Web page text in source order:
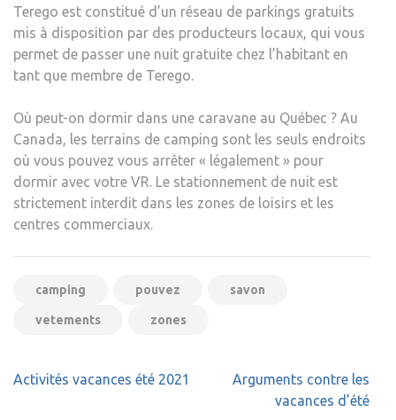
Terego est constitué d’un réseau de parkings gratuits
mis à disposition par des producteurs locaux, qui vous
permet de passer une nuit gratuite chez l’habitant en
tant que membre de Terego.
Où peut-on dormir dans une caravane au Québec ? Au
Canada, les terrains de camping sont les seuls endroits
où vous pouvez vous arrêter « légalement » pour
dormir avec votre VR. Le stationnement de nuit est
strictement interdit dans les zones de loisirs et les
centres commerciaux.
camping pouvez savon
vetements zones
Navigation
Activités vacances été 2021
Arguments contre les
vacances d’été